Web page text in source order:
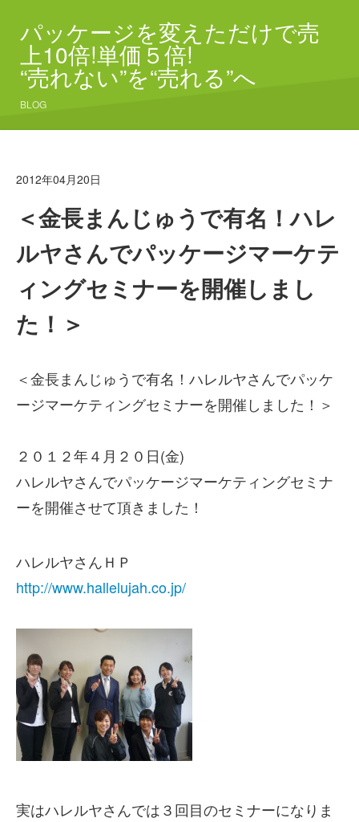
パッケージを変えただけで売
上10倍!単価５倍!
“売れない”を“売れる”へ
BLOG
2012年04月20日
＜金長まんじゅうで有名！ハレ
ルヤさんでパッケージマーケテ
ィングセミナーを開催しまし
た！＞
＜金長まんじゅうで有名！ハレルヤさんでパッケ
ージマーケティングセミナーを開催しました！＞
２０１２年４月２０日(金)
ハレルヤさんでパッケージマーケティングセミナ
ーを開催させて頂きました！
ハレルヤさんＨＰ
http://www.hallelujah.co.jp/
実はハレルヤさんでは３回目のセミナーになりま